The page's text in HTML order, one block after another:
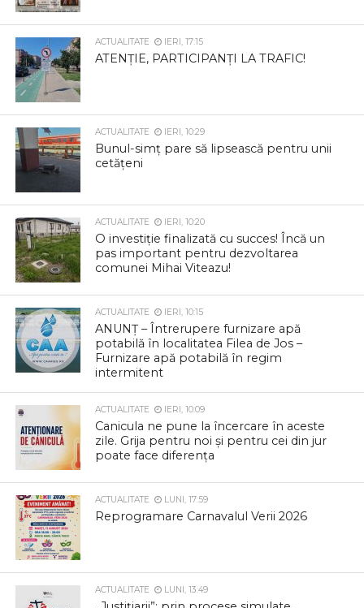
ACTUALITATE IERI, 17:15
ATENȚIE, PARTICIPANȚI LA TRAFIC!
ACTUALITATE IERI, 10:29
Bunul-simț pare să lipsească pentru unii
cetățeni
ACTUALITATE IERI, 10:20
O investiție finalizată cu succes! Încă un
pas important pentru dezvoltarea
comunei Mihai Viteazu!
ACTUALITATE IERI, 10:15
ANUNȚ – Întrerupere furnizare apă
potabilă în localitatea Filea de Jos –
Furnizare apă potabilă în regim
intermitent
ACTUALITATE IERI, 10:09
Canicula ne pune la încercare în aceste
zile. Grija pentru noi și pentru cei din jur
poate face diferența
ACTUALITATE LUNI, 17:59
Reprogramare Carnavalul Verii 2026
ACTUALITATE LUNI, 13:49